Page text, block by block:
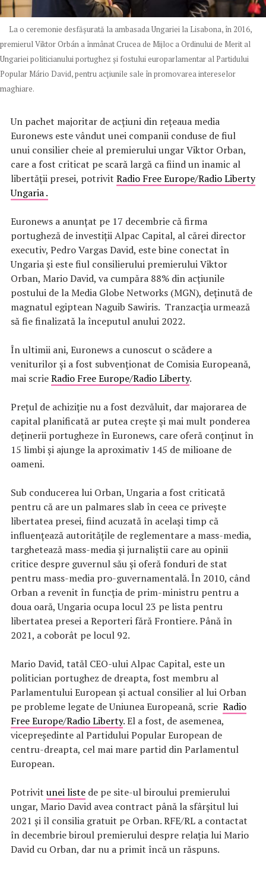
La o ceremonie desfășurată la ambasada Ungariei la Lisabona, în 2016,
premierul Viktor Orbán a înmânat Crucea de Mijloc a Ordinului de Merit al
Ungariei politicianului portughez și fostului europarlamentar al Partidului
Popular Mário David, pentru acțiunile sale în promovarea intereselor
maghiare.
Un pachet majoritar de acțiuni din rețeaua media
Euronews este vândut unei companii conduse de fiul
unui consilier cheie al premierului ungar Viktor Orban,
care a fost criticat pe scară largă ca fiind un inamic al
libertății presei, potrivit Radio Free Europe/Radio Liberty
Ungaria .
Euronews a anunțat pe 17 decembrie că firma
portugheză de investiții Alpac Capital, al cărei director
executiv, Pedro Vargas David, este bine conectat în
Ungaria și este fiul consilierului premierului Viktor
Orban, Mario David, va cumpăra 88% din acţiunile
postului de la Media Globe Networks (MGN), deţinută de
magnatul egiptean Naguib Sawiris. Tranzacția urmează
să fie finalizată la începutul anului 2022.
În ultimii ani, Euronews a cunoscut o scădere a
veniturilor și a fost subvenționat de Comisia Europeană,
mai scrieRadio Free Europe/Radio Liberty.
Prețul de achiziție nu a fost dezvăluit, dar majorarea de
capital planificată ar putea crește și mai mult ponderea
deținerii portugheze în Euronews, care oferă conținut în
15 limbi și ajunge la aproximativ 145 de milioane de
oameni.
Sub conducerea lui Orban, Ungaria a fost criticată
pentru că are un palmares slab în ceea ce privește
libertatea presei, fiind acuzată în același timp că
influențează autoritățile de reglementare a mass-media,
targhetează mass-media și jurnaliștii care au opinii
critice despre guvernul său și oferă fonduri de stat
pentru mass-media pro-guvernamentală. În 2010, când
Orban a revenit în funcția de prim-ministru pentru a
doua oară, Ungaria ocupa locul 23 pe lista pentru
libertatea presei a Reporteri fără Frontiere. Până în
2021, a coborât pe locul 92.
Mario David, tatăl CEO-ului Alpac Capital, este un
politician portughez de dreapta, fost membru al
Parlamentului European și actual consilier al lui Orban
pe probleme legate de Uniunea Europeană, scrie Radio
Free Europe/Radio Liberty. El a fost, de asemenea,
vicepreședinte al Partidului Popular European de
centru-dreapta, cel mai mare partid din Parlamentul
European.
Potrivit unei liste de pe site-ul biroului premierului
ungar, Mario David avea contract până la sfârșitul lui
2021 și îl consilia gratuit pe Orban. RFE/RL a contactat
în decembrie biroul premierului despre relația lui Mario
David cu Orban, dar nu a primit încă un răspuns.